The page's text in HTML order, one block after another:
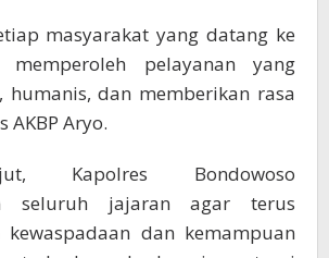
masyarakat yang datang ke
pelayanan yang
humanis, dan memberikan rasa
AKBP Aryo.
Kapolres Bondowoso
seluruh jajaran agar terus
kewaspadaan dan kemampuan